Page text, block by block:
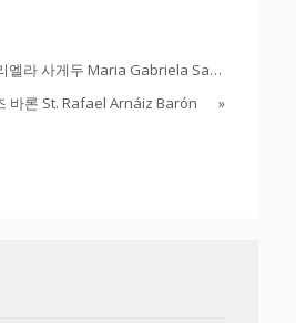
복녀 마리아 가브리엘라 사게두 Maria Gabriela Sagheddu
바론 St. Rafael Arnáiz Barón
»